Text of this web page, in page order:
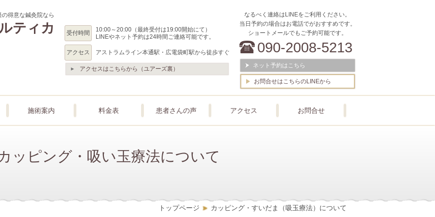
得意な鍼灸院なら
ティカ 受付時間
10:00～20:00（最終受付は19:00開始にて）
LINEやネット予約は24時間ご連絡可能です。
アクセス アストラムライン本通駅・広電袋町駅から徒歩すぐ
アクセスはこちらから（ユアーズ裏）
なるべく連絡はLINEをご利用ください。
当日予約の場合はお電話でがおすすめです。
ショートメールでもご予約可能です。
090-2008-5213
ネット予約はこちら
お問合せはこちらのLINEから
施術案内 料金表 患者さんの声 アクセス お問合せ
ッピング・吸い玉療法について
トップページ カッピング・すいだま（吸玉療法）について